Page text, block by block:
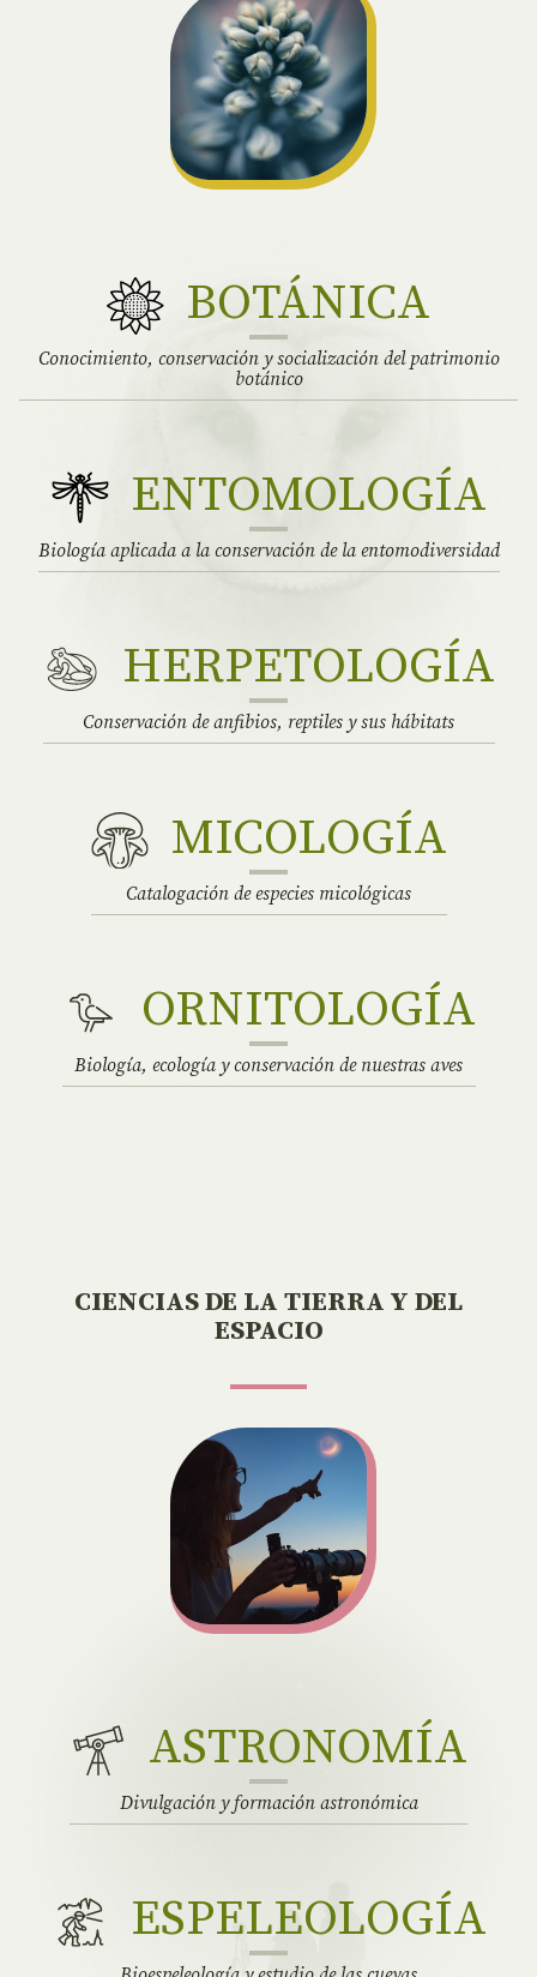
BOTÁNICA
Conocimiento, conservación y socialización del patrimonio
botánico
ENTOMOLOGÍA
Biología aplicada a la conservación de la entomodiversidad
HERPETOLOGÍA
Conservación de anfibios, reptiles y sus hábitats
MICOLOGÍA
Catalogación de especies micológicas
ORNITOLOGÍA
Biología, ecología y conservación de nuestras aves
CIENCIAS DE LA TIERRA Y DEL
ESPACIO
ASTRONOMÍA
Divulgación y formación astronómica
ESPELEOLOGÍA